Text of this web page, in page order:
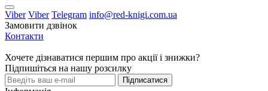
Viber Viber Telegram info@red-knigi.com.ua
Замовити дзвінок
Контакти
Хочете дізнаватися першим про акції і знижки?
Підпишіться на нашу розсилку
Підписатися